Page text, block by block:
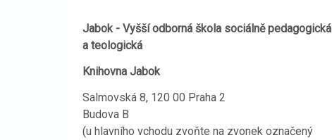
Jabok - Vyšší odborná škola sociálně pedagogická
a teologická
Knihovna Jabok
Salmovská 8, 120 00 Praha 2
Budova B
(u hlavního vchodu zvoňte na zvonek označený